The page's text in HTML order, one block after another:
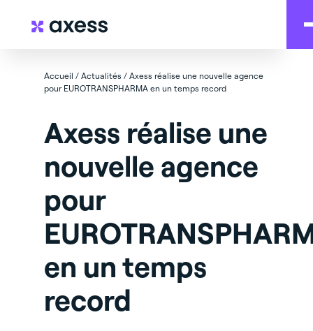
Accueil / Actualités / Axess réalise une nouvelle agence
pour EUROTRANSPHARMA en un temps record
Axess réalise une
nouvelle agence
pour
en un temps
record